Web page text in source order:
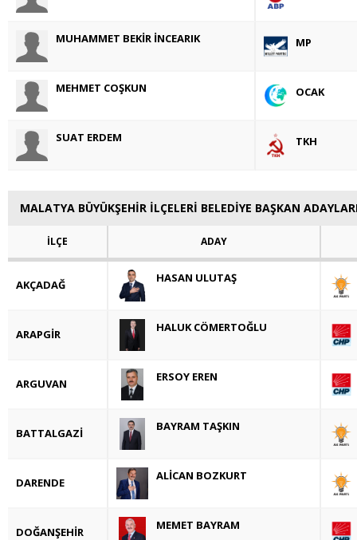
MUHAMMET BEKİR İNCEARIK MP
MEHMET COŞKUN OCAK
SUAT ERDEM TKH
MALATYA BÜYÜKŞEHİR İLÇELERİ BELEDİYE BAŞKAN
İLÇE ADAY
AKÇADAĞ HASAN ULUTAŞ
ARAPGİR HALUK CÖMERTOĞLU
ARGUVAN ERSOY EREN
BATTALGAZİ BAYRAM TAŞKIN
DARENDE ALİCAN BOZKURT
DOĞANŞEHİR MEMET BAYRAM